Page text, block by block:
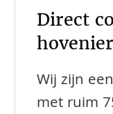
Direct
Wij zijn
met ruim